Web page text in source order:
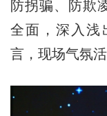
防拐骗、防欺
全面，深入浅
言，现场气氛活